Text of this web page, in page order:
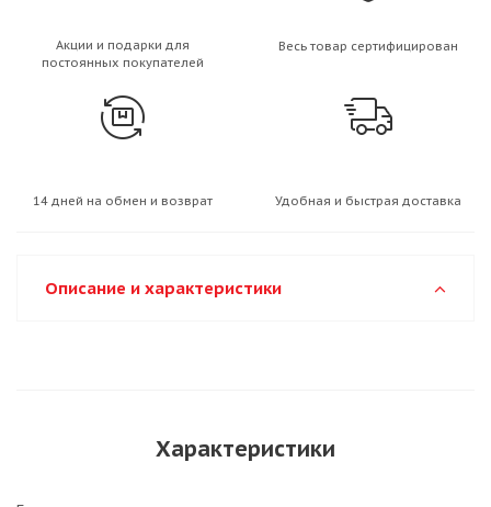
Акции и подарки для
постоянных покупателей
Весь товар сертифицирован
14 дней на обмен и возврат Удобная и быстрая доставка
Описание и характеристики
Характеристики